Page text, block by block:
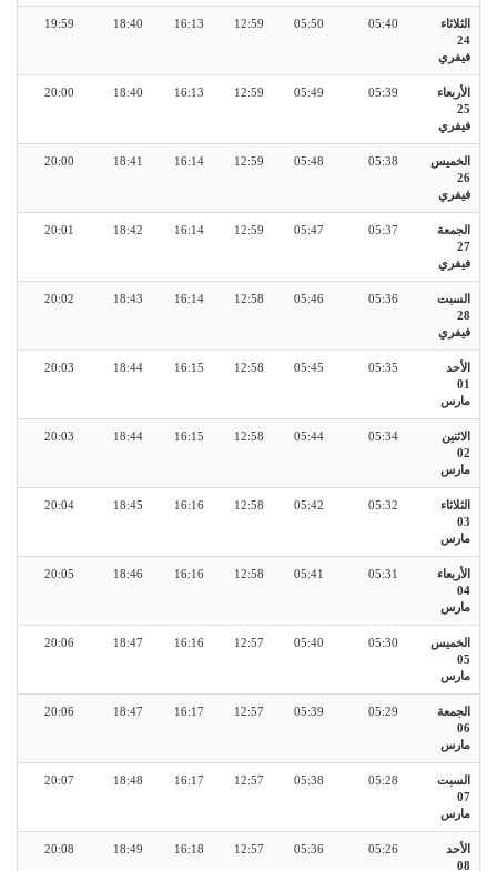
الثلاثاء
24
فيفري
05:40
05:50
12:59
16:13
18:40
19:59
الأربعاء
25
فيفري
05:39
05:49
12:59
16:13
18:40
20:00
الخميس
26
فيفري
05:38
05:48
12:59
16:14
18:41
20:00
الجمعة
27
فيفري
05:37
05:47
12:59
16:14
18:42
20:01
السبت
28
فيفري
05:36
05:46
12:58
16:14
18:43
20:02
الأحد
01
مارس
05:35
05:45
12:58
16:15
18:44
20:03
الاثنين
02
مارس
05:34
05:44
12:58
16:15
18:44
20:03
الثلاثاء
03
مارس
05:32
05:42
12:58
16:16
18:45
20:04
الأربعاء
04
مارس
05:31
05:41
12:58
16:16
18:46
20:05
الخميس
05
مارس
05:30
05:40
12:57
16:16
18:47
20:06
الجمعة
06
مارس
05:29
05:39
12:57
16:17
18:47
20:06
السبت
07
مارس
05:28
05:38
12:57
16:17
18:48
20:07
الأحد
08
05:26
05:36
12:57
16:18
18:49
20:08